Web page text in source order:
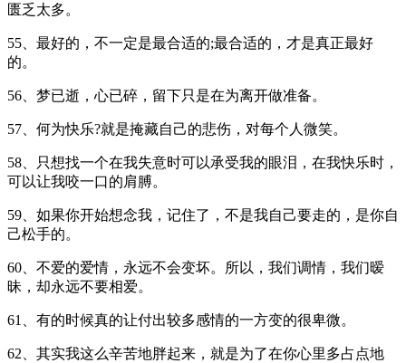
匮乏太多。
55、最好的，不一定是最合适的;最合适的，才是真正最好
的。
56、梦已逝，心已碎，留下只是在为离开做准备。
57、何为快乐?就是掩藏自己的悲伤，对每个人微笑。
58、只想找一个在我失意时可以承受我的眼泪，在我快乐时，
可以让我咬一口的肩膊。
59、如果你开始想念我，记住了，不是我自己要走的，是你自
己松手的。
60、不爱的爱情，永远不会变坏。所以，我们调情，我们暧
昧，却永远不要相爱。
61、有的时候真的让付出较多感情的一方变的很卑微。
62、其实我这么辛苦地胖起来，就是为了在你心里多占点地